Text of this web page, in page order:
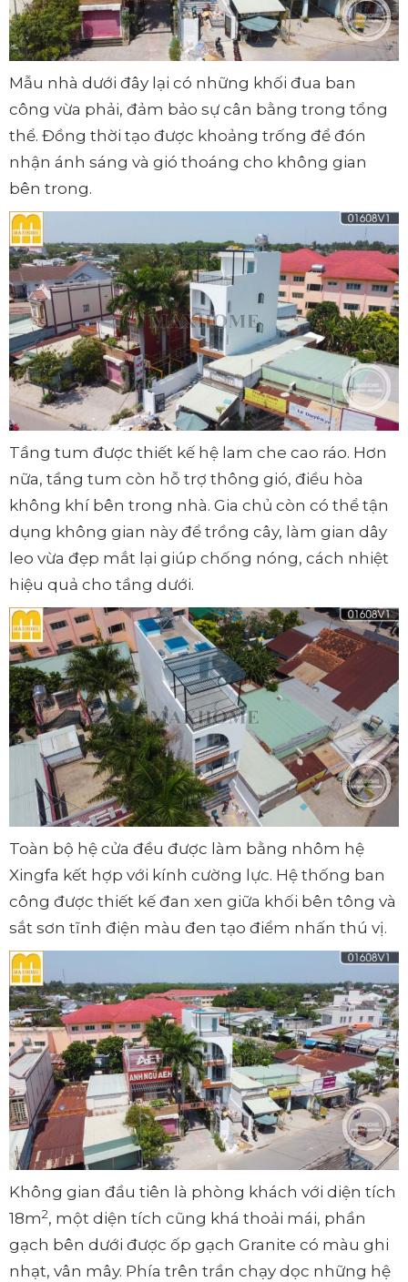
Mẫu nhà dưới đây lại có những khối đua ban
công vừa phải, đảm bảo sự cân bằng trong tổng
thể. Đồng thời tạo được khoảng trống để đón
nhận ánh sáng và gió thoáng cho không gian
bên trong.
Tầng tum được thiết kế hệ lam che cao ráo. Hơn
nữa, tầng tum còn hỗ trợ thông gió, điều hòa
không khí bên trong nhà. Gia chủ còn có thể tận
dụng không gian này để trồng cây, làm gian dây
leo vừa đẹp mắt lại giúp chống nóng, cách nhiệt
hiệu quả cho tầng dưới.
Toàn bộ hệ cửa đều được làm bằng nhôm hệ
Xingfa kết hợp với kính cường lực. Hệ thống ban
công được thiết kế đan xen giữa khối bên tông và
sắt sơn tĩnh điện màu đen tạo điểm nhấn thú vị.
Không gian đầu tiên là phòng khách với diện tích
18m2, một diện tích cũng khá thoải mái, phần
gạch bên dưới được ốp gạch Granite có màu ghi
nhạt, vân mây. Phía trên trần chạy dọc những hệ